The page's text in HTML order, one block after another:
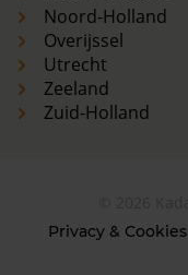
Noord-Holland
Overijssel
Utrecht
Zeeland
Zuid-Holland
Privacy & Cookies